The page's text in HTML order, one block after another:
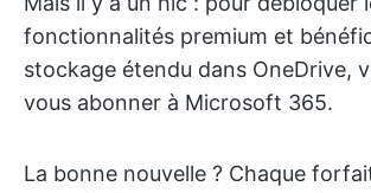
fonctionnalités premium et
stockage étendu dans OneDrive,
vous abonner à Microsoft 365.
La bonne nouvelle ? Chaque